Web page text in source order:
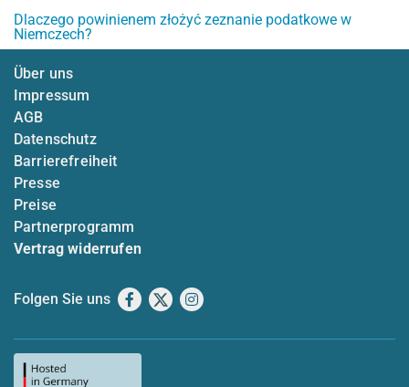
Dlaczego powinienem złożyć zeznanie podatkowe w
Niemczech?
Über uns
Impressum
AGB
Datenschutz
Barrierefreiheit
Presse
Preise
Partnerprogramm
Vertrag widerrufen
Folgen Sie uns Facebook
X Instagram